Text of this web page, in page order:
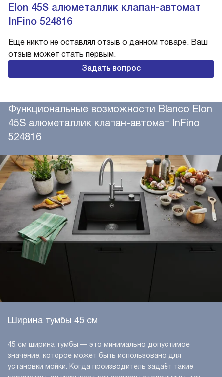
Elon 45S алюметаллик клапан-автомат
InFino 524816
Еще никто не оставлял отзыв о данном товаре. Ваш
отзыв может стать первым.
Задать вопрос
Функциональные возможности Blanco Elon
45S алюметаллик клапан-автомат InFino
524816
Ширина тумбы 45 см
45 см ширина тумбы — это минимально допустимое
значение, которое может быть использовано для
установки мойки. Когда производитель задаёт такие